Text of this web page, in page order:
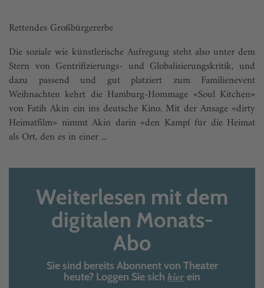
Rettendes Großbürgererbe
Die soziale wie künstlerische Aufregung steht also unter dem
Stern von Gentrifizierungs- und Globalisierungskritik, und
dazu passend und gut platziert zum Familienevent
Weihnachten kehrt die Hamburg-Hommage «Soul Kitchen»
von Fatih Akin ein ins deutsche Kino. Mit der Ansage «dirty
Heimatfilm» nimmt Akin darin «den Kampf für die Heimat
als Ort, den es in einer ...
Weiterlesen mit dem
digitalen Monats-
Abo
Sie sind bereits Abonnent von Theater
heute? Loggen Sie sich hierein